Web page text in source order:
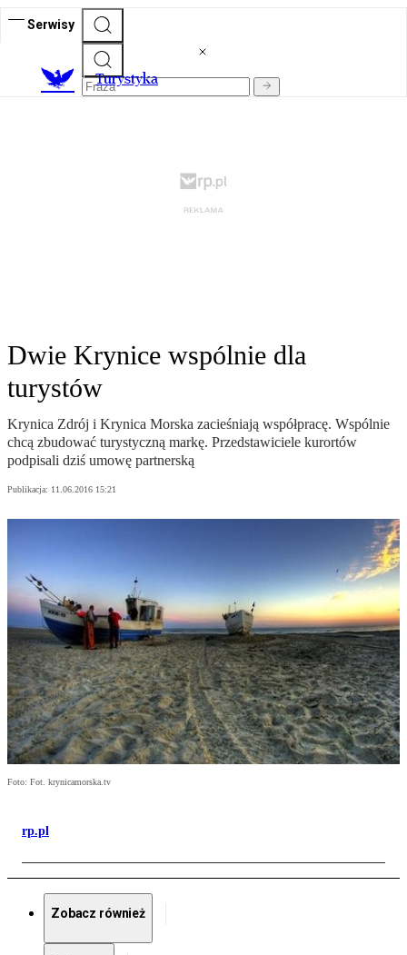
Serwisy
Turystyka
Dwie Krynice wspólnie dla
turystów
Krynica Zdrój i Krynica Morska zacieśniają współpracę. Wspólnie
chcą zbudować turystyczną markę. Przedstawiciele kurortów
podpisali dziś umowę partnerską
Publikacja: 11.06.2016 15:21
Foto: Fot. krynicamorska.tv
rp.pl
Zobacz również